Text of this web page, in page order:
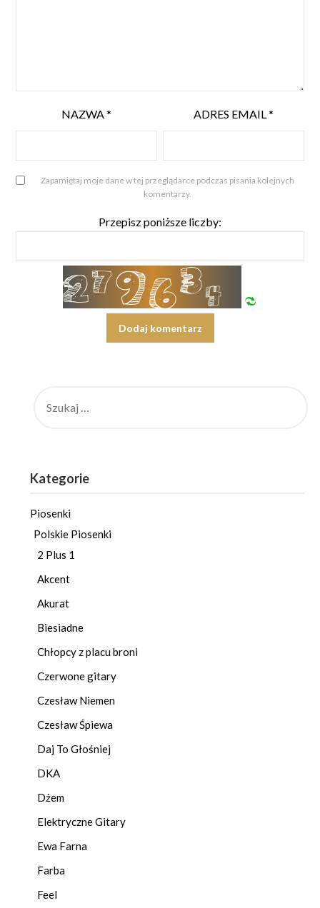
NAZWA* ADRES EMAIL *
Zapamiętaj moje dane w tej przeglądarce podczas pisania kolejnych
komentarzy.
Przepisz poniższe liczby:
Kategorie
Piosenki
Polskie Piosenki
2 Plus 1
Akcent
Akurat
Biesiadne
Chłopcy z placu broni
Czerwone gitary
Czesław Niemen
Czesław Śpiewa
Daj To Głośniej
DKA
Dżem
Elektryczne Gitary
Ewa Farna
Farba
Feel